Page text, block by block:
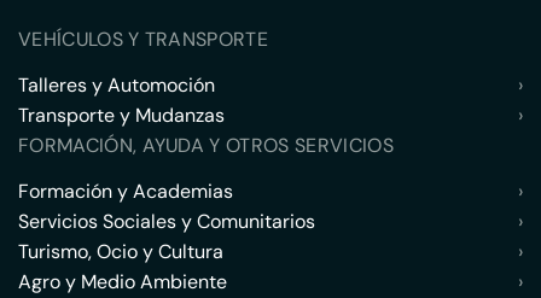
VEHÍCULOS Y TRANSPORTE
Talleres y Automoción
›
Transporte y Mudanzas
›
FORMACIÓN, AYUDA Y OTROS SERVICIOS
Formación y Academias
›
Servicios Sociales y Comunitarios
›
Turismo, Ocio y Cultura
›
Agro y Medio Ambiente
›